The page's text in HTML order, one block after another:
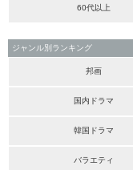
60代以上
ジャンル別ランキング
邦画
国内ドラマ
韓国ドラマ
バラエティ